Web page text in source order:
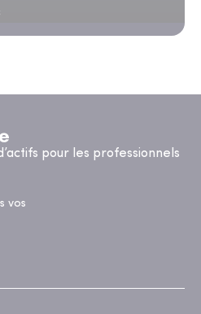
pour les professionnels
vos